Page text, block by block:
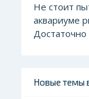
Не стоит
аквариуме
Новые темы